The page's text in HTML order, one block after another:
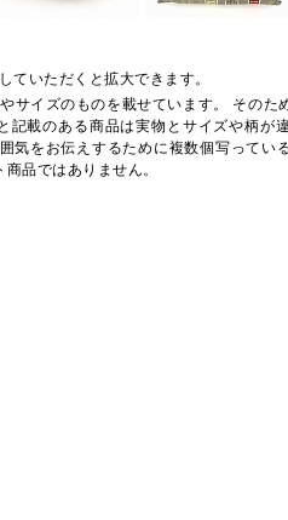
ていただくと拡大できます。
サイズのものを載せています。 そのた
記載のある商品は実物とサイズや柄が
気をお伝えするために複数個写ってい
品ではありません。